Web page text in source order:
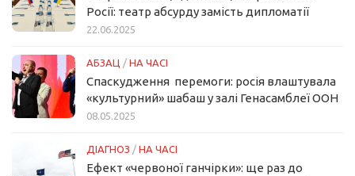
Росії: театр абсурду замість дипломатії
22.06.2025
АБЗАЦ / НА ЧАСІ
Спаскудження перемоги: росія влаштувала
«культурний» шабаш у залі Генасамблеї ООН
08.05.2025
ДІАГНОЗ / НА ЧАСІ
Ефект «червоної ганчірки»: ще раз до